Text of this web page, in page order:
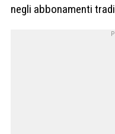
negli abbonamenti